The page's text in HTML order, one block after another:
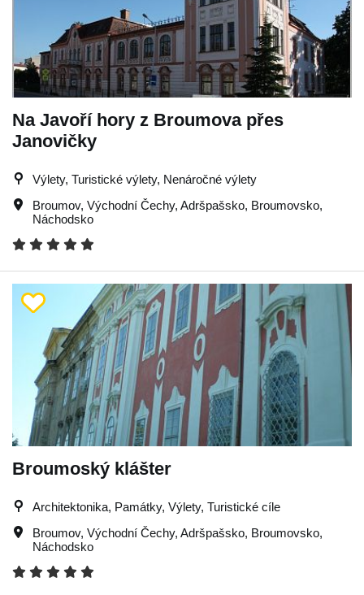
Na Javoří hory z Broumova přes
Janovičky
Výlety, Turistické výlety, Nenáročné výlety
Broumov, Východní Čechy, Adršpašsko, Broumovsko,
Náchodsko
Broumoský klášter
Architektonika, Památky, Výlety, Turistické cíle
Broumov, Východní Čechy, Adršpašsko, Broumovsko,
Náchodsko